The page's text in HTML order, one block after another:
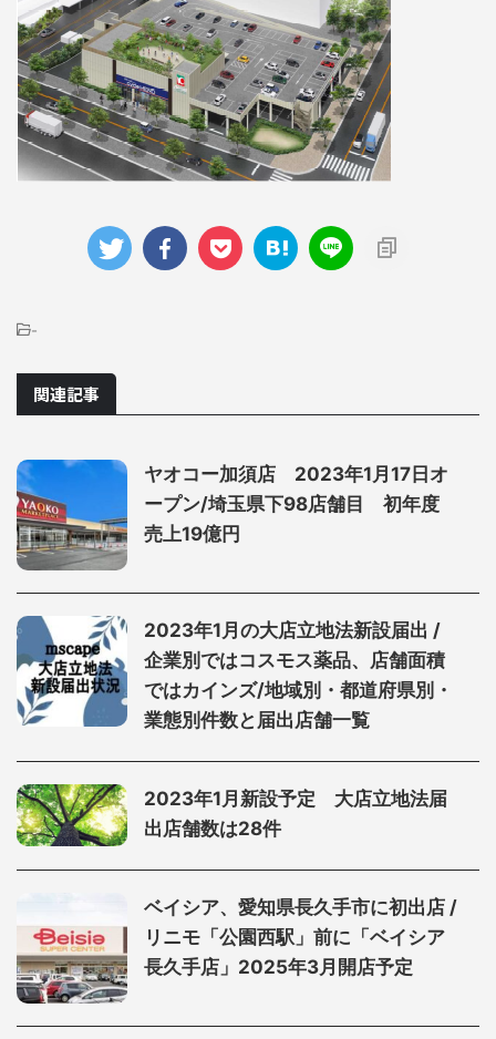
-
関連記事
ヤオコー加須店 2023年1月17日オ
ープン/埼玉県下98店舗目 初年度
売上19億円
2023年1月の大店立地法新設届出 /
企業別ではコスモス薬品、店舗面積
ではカインズ/地域別・都道府県別・
業態別件数と届出店舗一覧
2023年1月新設予定 大店立地法届
出店舗数は28件
ベイシア、愛知県長久手市に初出店 /
リニモ「公園西駅」前に「ベイシア
長久手店」2025年3月開店予定